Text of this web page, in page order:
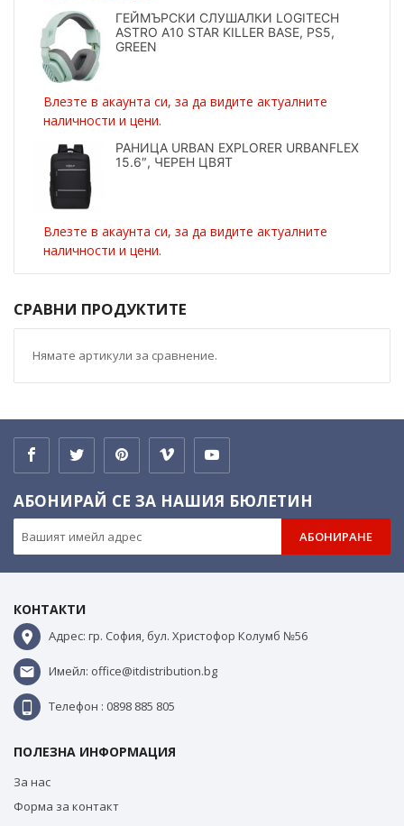
ГЕЙМЪРСКИ СЛУШАЛКИ LOGITECH
ASTRO A10 STAR KILLER BASE, PS5,
GREEN
Влезте в акаунта си, за да видите актуалните
наличности и цени.
РАНИЦА URBAN EXPLORER URBANFLEX
15.6″, ЧЕРЕН ЦВЯТ
Влезте в акаунта си, за да видите актуалните
наличности и цени.
СРАВНИ ПРОДУКТИТЕ
Нямате артикули за сравнение.
АБОНИРАЙ СЕ ЗА НАШИЯ БЮЛЕТИН
АБОНИРАНЕ
КОНТАКТИ
Адрес: гр. София, бул. Христофор Колумб №56
Имейл: office@itdistribution.bg
Телефон : 0898 885 805
ПОЛЕЗНА ИНФОРМАЦИЯ
За нас
Форма за контакт